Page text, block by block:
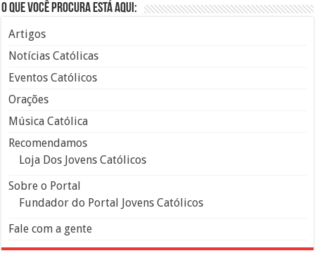
O que você procura está aqui:
Artigos
Notícias Católicas
Eventos Católicos
Orações
Música Católica
Recomendamos
Loja Dos Jovens Católicos
Sobre o Portal
Fundador do Portal Jovens Católicos
Fale com a gente